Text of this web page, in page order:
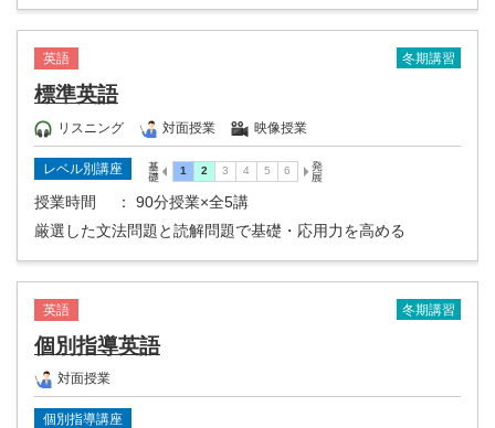
英語 冬期講習
標準英語
リスニング 対面授業 映像授業
レベル別講座
授業時間
： 90分授業×全5講
厳選した文法問題と読解問題で基礎・応用力を高める
英語 冬期講習
個別指導英語
対面授業
個別指導講座